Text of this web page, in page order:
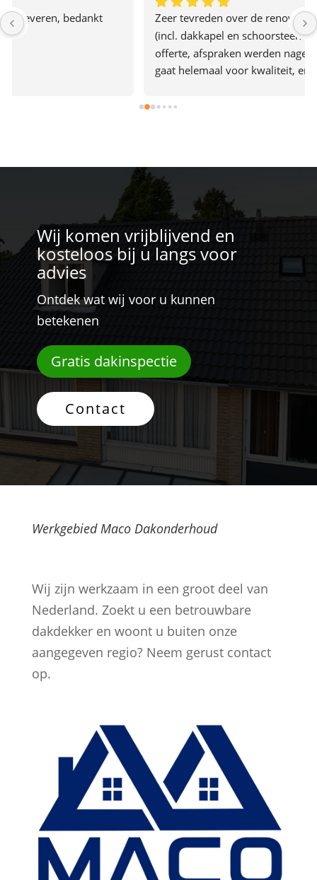
Zeer tevreden over de renovatie van ons pannendak
(incl. dakkapel en schoorsteen renovatie). Heldere
offerte, afspraken werden nagekomen, het bedrijf
gaat helemaal voor kwaliteit, er werd hard
ook de indruk plezier in hun werk te hebben. Een
Wij komen vrijblijvend en
kosteloos bij u langs voor
advies
Ontdek wat wij voor u kunnen
betekenen
Gratis dakinspectie
Contact
Werkgebied Maco Dakonderhoud
Wij zijn werkzaam in een groot deel van
Nederland. Zoekt u een betrouwbare
dakdekker en woont u buiten onze
aangegeven regio? Neem gerust contact
op.